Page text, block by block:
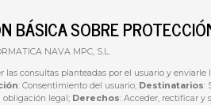
BÁSICA SOBRE
NAVA MPC, S.L.
las consultas planteadas por el usuario y enviarle
: Consentimiento del usuario; Destinatarios:
obligación legal; Derechos: Acceder, rectificar y